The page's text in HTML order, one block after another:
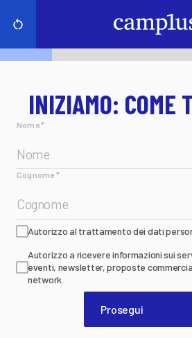
INIZIAMO: COME
Nome*
Cognome *
Autorizzo al trattamento dei dati
Autorizzo a ricevere informazioni sui
eventi, newsletter, proposte
network.
Prosegui